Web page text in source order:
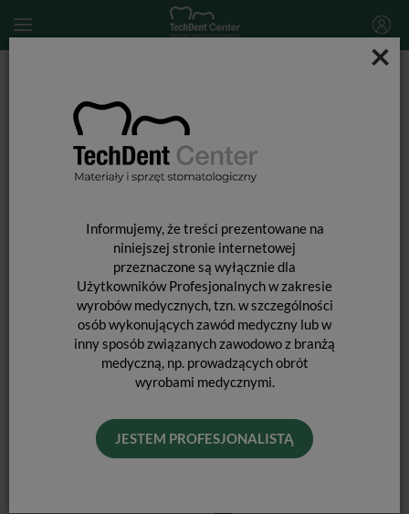
×
Informujemy, że treści prezentowane na
niniejszej stronie internetowej
przeznaczone są wyłącznie dla
Użytkowników Profesjonalnych w zakresie
wyrobów medycznych, tzn. w szczególności
osób wykonujących zawód medyczny lub w
inny sposób związanych zawodowo z branżą
medyczną, np. prowadzących obrót
wyrobami medycznymi.
JESTEM PROFESJONALISTĄ
MATERIAŁY WYPEŁNIENIOWE PÓŁPŁYNNE
Filtek Easy Match Flowable Resortative Intro Kit / 3 x 2g